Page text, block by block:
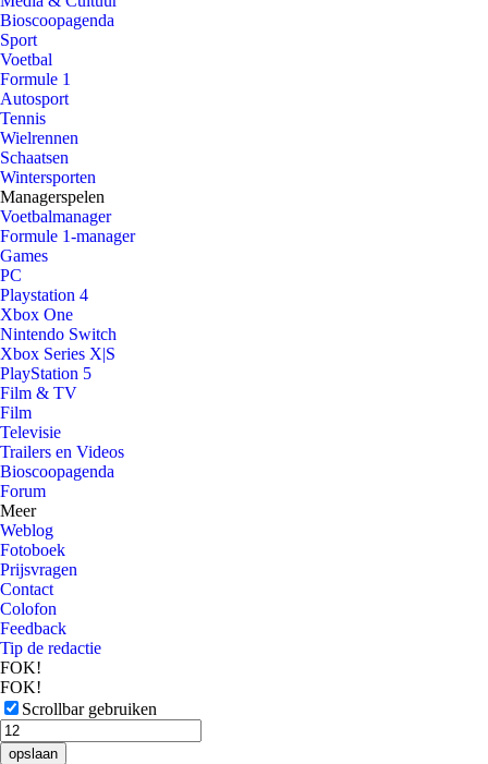
Bioscoopagenda
Sport
Voetbal
Formule 1
Autosport
Tennis
Wielrennen
Schaatsen
Wintersporten
Managerspelen
Voetbalmanager
Formule 1-manager
Games
PC
Playstation 4
Xbox One
Nintendo Switch
Xbox Series X|S
PlayStation 5
Film & TV
Film
Televisie
Trailers en Videos
Bioscoopagenda
Forum
Meer
Weblog
Fotoboek
Prijsvragen
Contact
Colofon
Feedback
Tip de redactie
FOK!
FOK!
Scrollbar gebruiken
opslaan